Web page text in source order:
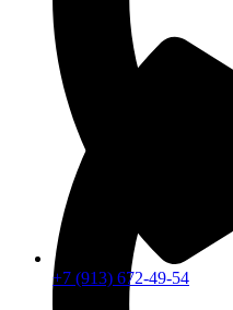
+7 (913) 672-49-54